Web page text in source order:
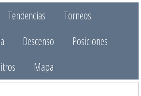
Tendencias
Torneos
Descenso
Posiciones
Mapa